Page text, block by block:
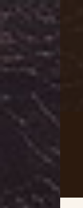
Перейти
к
контенту